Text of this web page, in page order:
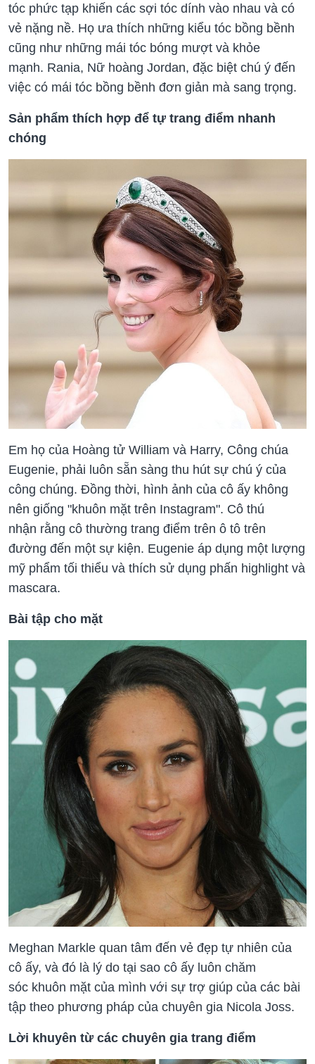
tóc phức tạp khiến các sợi tóc dính vào nhau và có
vẻ nặng nề. Họ ưa thích những kiểu tóc bồng bềnh
cũng như những mái tóc bóng mượt và khỏe
mạnh. Rania, Nữ hoàng Jordan, đặc biệt chú ý đến
việc có mái tóc bồng bềnh đơn giản mà sang trọng.
Sản phẩm thích hợp để tự trang điểm nhanh
chóng
Em họ của Hoàng tử William và Harry, Công chúa
Eugenie, phải luôn sẵn sàng thu hút sự chú ý của
công chúng. Đồng thời, hình ảnh của cô ấy không
nên giống "khuôn mặt trên Instagram". Cô thú
nhận rằng cô thường trang điểm trên ô tô trên
đường đến một sự kiện. Eugenie áp dụng một lượng
mỹ phẩm tối thiểu và thích sử dụng phấn highlight và
mascara.
Bài tập cho mặt
Meghan Markle quan tâm đến vẻ đẹp tự nhiên của
cô ấy, và đó là lý do tại sao cô ấy luôn chăm
sóc khuôn mặt của mình với sự trợ giúp của các bài
tập theo phương pháp của chuyên gia Nicola Joss.
Lời khuyên từ các chuyên gia trang điểm